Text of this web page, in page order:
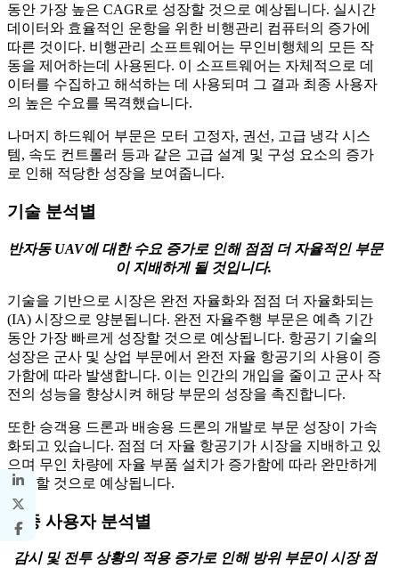
동안 가장 높은 CAGR로 성장할 것으로 예상됩니다. 실시간
데이터와 효율적인 운항을 위한 비행관리 컴퓨터의 증가에
따른 것이다. 비행관리 소프트웨어는 무인비행체의 모든 작
동을 제어하는데 사용된다. 이 소프트웨어는 자체적으로 데
이터를 수집하고 해석하는 데 사용되며 그 결과 최종 사용자
의 높은 수요를 목격했습니다.
나머지 하드웨어 부문은 모터 고정자, 권선, 고급 냉각 시스
템, 속도 컨트롤러 등과 같은 고급 설계 및 구성 요소의 증가
로 인해 적당한 성장을 보여줍니다.
기술 분석별
반자동 UAV에 대한 수요 증가로 인해 점점 더 자율적인 부문
이 지배하게 될 것입니다.
기술을 기반으로 시장은 완전 자율화와 점점 더 자율화되는
(IA) 시장으로 양분됩니다. 완전 자율주행 부문은 예측 기간
동안 가장 빠르게 성장할 것으로 예상됩니다. 항공기 기술의
성장은 군사 및 상업 부문에서 완전 자율 항공기의 사용이 증
가함에 따라 발생합니다. 이는 인간의 개입을 줄이고 군사 작
전의 성능을 향상시켜 해당 부문의 성장을 촉진합니다.
또한 승객용 드론과 배송용 드론의 개발로 부문 성장이 가속
화되고 있습니다. 점점 더 자율 항공기가 시장을 지배하고 있
으며 무인 차량에 자율 부품 설치가 증가함에 따라 완만하게
성장할 것으로 예상됩니다.
최종 사용자 분석별
감시 및 전투 상황의 적용 증가로 인해 방위 부문이 시장 점